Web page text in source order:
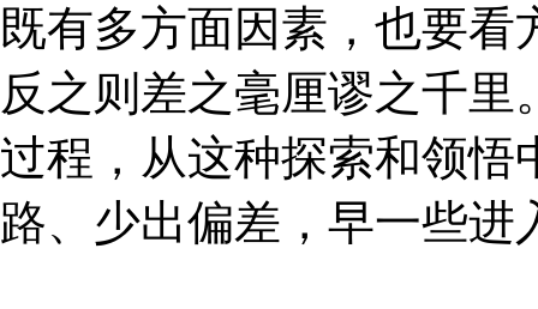
既有多方面因素，也要
反之则差之毫厘谬之千里
过程，从这种探索和领
路、少出偏差，早一些